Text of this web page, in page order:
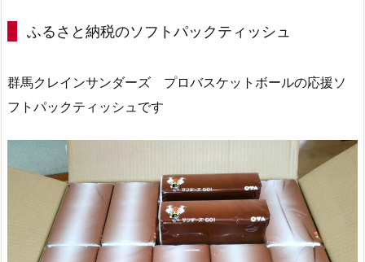
ふるさと納税のソフトパックティッシュ
群馬クレインサンダーズ プロバスケットボールの応援ソ
フトパックティッシュです